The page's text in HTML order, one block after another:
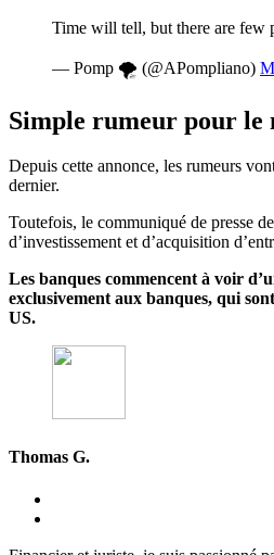
Time will tell, but there are few
— Pomp 🌪 (@APompliano)
Simple rumeur pour le
Depuis cette annonce, les rumeurs
dernier.
Toutefois, le communiqué de presse
d’investissement et d’acquisition
Les banques commencent à voir
exclusivement aux banques, qui
US.
Thomas G.